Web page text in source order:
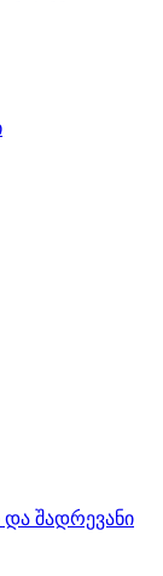
შადრევანი